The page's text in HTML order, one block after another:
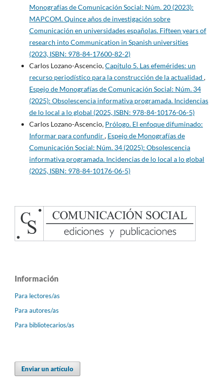
Monografías de Comunicación Social: Núm. 20 (2023):
MAPCOM. Quince años de investigación sobre
Comunicación en universidades españolas. Fifteen years of
research into Communication in Spanish universities
(2023, ISBN: 978-84-17600-82-2)
Carlos Lozano-Ascencio,Capítulo 5. Las efemérides: un
recurso periodístico para la construcción de la actualidad ,
Espejo de Monografías de Comunicación Social: Núm. 34
(2025): Obsolescencia informativa programada. Incidencias
de lo local a lo global (2025, ISBN: 978-84-10176-06-5)
Carlos Lozano-Ascencio, Prólogo. El enfoque difuminado:
Informar para confundir, Espejo de Monografías de
Comunicación Social: Núm. 34 (2025): Obsolescencia
informativa programada. Incidencias de lo local a lo global
(2025, ISBN: 978-84-10176-06-5)
Información
Para lectores/as
Para autores/as
Para bibliotecarios/as
Enviar un artículo